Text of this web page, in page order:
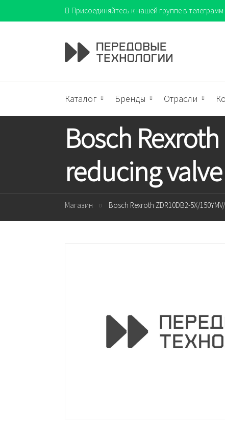
Присоединяйтесь к нашей группе в телеграмм
Каталог Бренды Отрасли
Bosch
reducing valve
Магазин Bosch Rexroth ZDR10DB2-5X/